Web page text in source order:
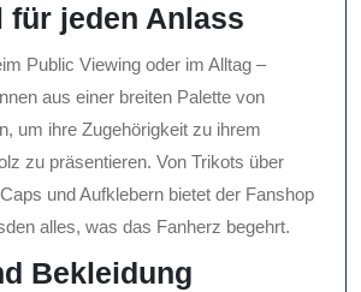
für jeden Anlass
Public Viewing oder im Alltag –
aus einer breiten Palette von
um ihre Zugehörigkeit zu ihrem
zu präsentieren. Von Trikots über
und Aufklebern bietet der Fanshop
alles, was das Fanherz begehrt.
Bekleidung